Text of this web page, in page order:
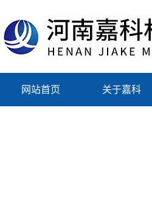
网站首页 关于嘉科